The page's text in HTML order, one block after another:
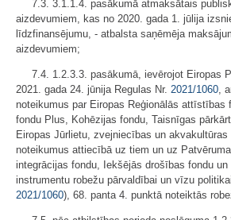
7.3. 3.1.1.4. pasākumā atmaksātais
aizdevumiem, kas no 2020. gada 1. jūlija
līdzfinansējumu, - atbalsta saņēmēja
aizdevumiem;
7.4. 1.2.3.3. pasākumā, ievērojot Eiropas
2021. gada 24. jūnija Regulas Nr. 2021/1060,
noteikumus par Eiropas Reģionālās attīstības
fondu Plus, Kohēzijas fondu, Taisnīgas
Eiropas Jūrlietu, zvejniecības un akvakultūras
noteikumus attiecībā uz tiem un uz
integrācijas fondu, Iekšējās drošības fondu
instrumentu robežu pārvaldībai un vīzu
2021/1060), 68. panta 4. punktā noteiktās